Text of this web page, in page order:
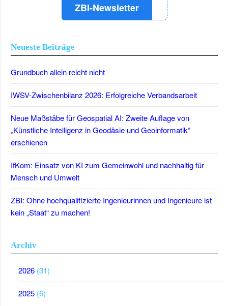
ZBI-Newsletter
Neueste Beiträge
Grundbuch allein reicht nicht
IWSV-Zwischenbilanz 2026: Erfolgreiche Verbandsarbeit
Neue Maßstäbe für Geospatial AI: Zweite Auflage von
„Künstliche Intelligenz in Geodäsie und Geoinformatik“
erschienen
IfKom: Einsatz von KI zum Gemeinwohl und nachhaltig für
Mensch und Umwelt
ZBI: Ohne hochqualifizierte Ingenieurinnen und Ingenieure ist
kein „Staat“ zu machen!
Archiv
2026 (31)
2025 (6)